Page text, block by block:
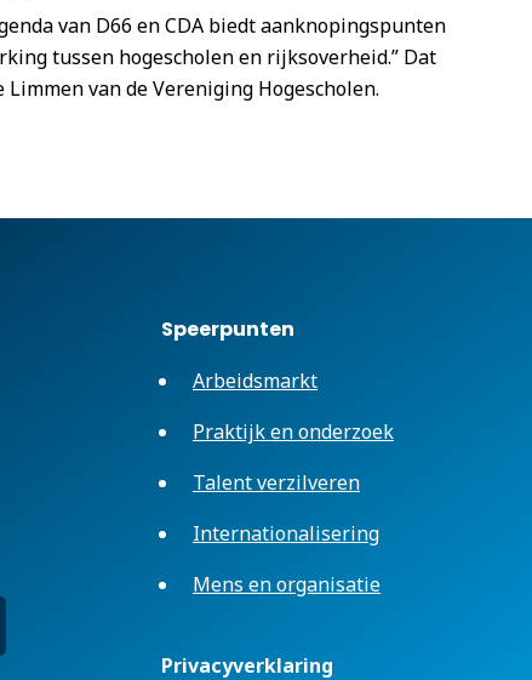
van D66 en CDA biedt aanknopingspunten
tussen hogescholen en rijksoverheid.” Dat
van de Vereniging Hogescholen.
Speerpunten
Arbeidsmarkt
Praktijk en onderzoek
Talent verzilveren
Internationalisering
Mens en organisatie
Privacyverklaring